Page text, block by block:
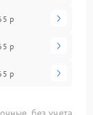
р
р
р